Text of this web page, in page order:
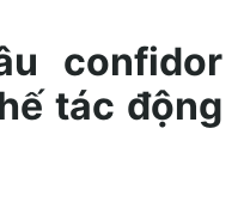
confidor
tác động